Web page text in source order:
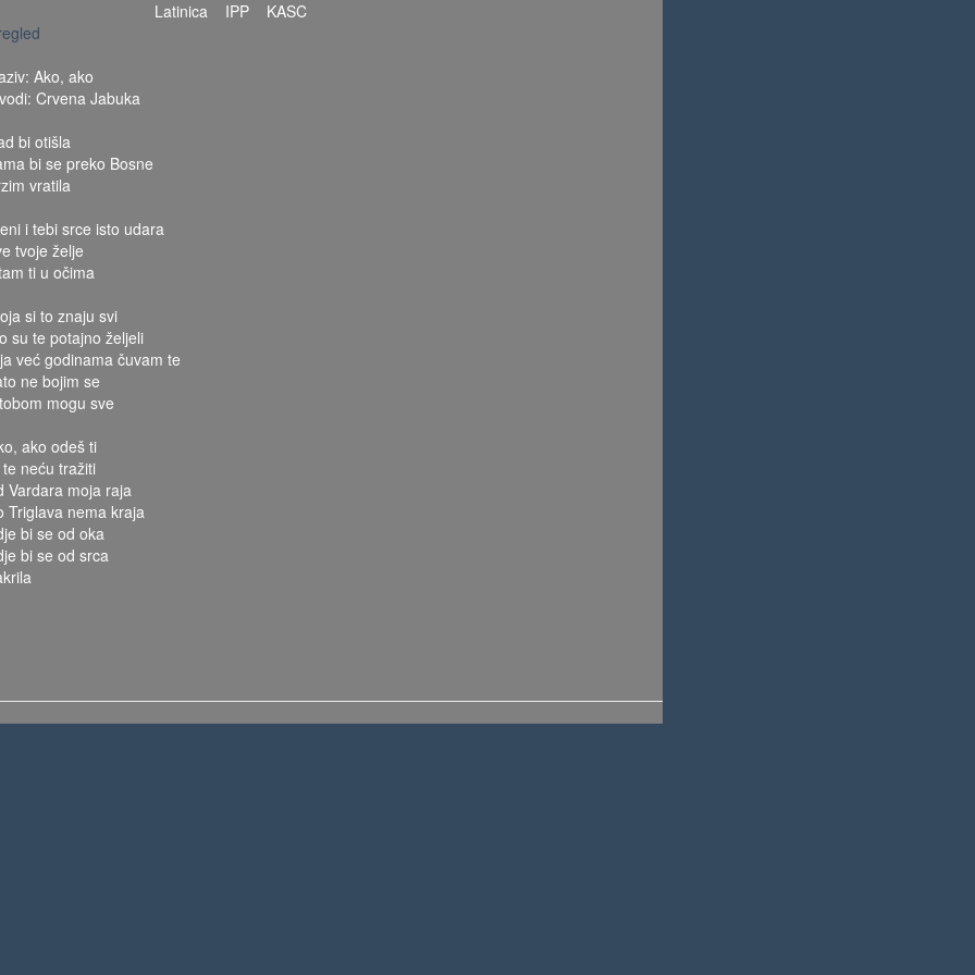
Latinica IPP
KASC
Ako, ako
Crvena Jabuka
bi otišla
bi se preko Bosne
vratila
i tebi srce isto udara
tvoje želje
ti u očima
si to znaju svi
su te potajno željeli
već godinama čuvam te
ne bojim se
mogu sve
ako odeš ti
te neću tražiti
Vardara moja raja
Triglava nema kraja
bi se od oka
bi se od srca